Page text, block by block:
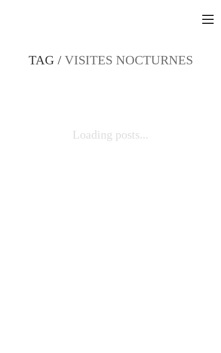
TAG / VISITES NOCTURNES
Loading posts...